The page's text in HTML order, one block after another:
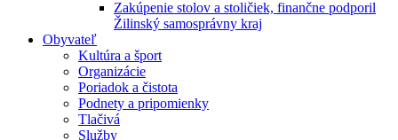
Zakúpenie stolov a stoličiek, finančne podporil
Žilinský samosprávny kraj
Obyvateľ
Kultúra a šport
Organizácie
Poriadok a čistota
Podnety a pripomienky
Tlačivá
Služby